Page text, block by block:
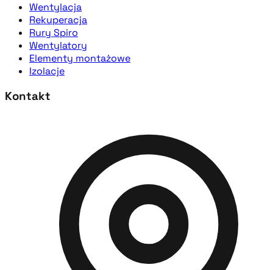
Wentylacja
Rekuperacja
Rury Spiro
Wentylatory
Elementy montażowe
Izolacje
Kontakt